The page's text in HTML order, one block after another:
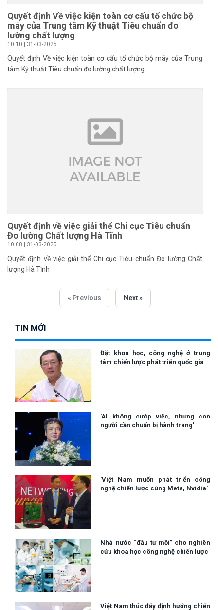
Quyết định Về việc kiện toàn cơ cấu tổ chức bộ
máy của Trung tâm Kỹ thuật Tiêu chuẩn đo
lường chất lượng
10:10 | 31-03-2025
Quyết định Về việc kiện toàn cơ cấu tổ chức bộ máy của Trung
tâm Kỹ thuật Tiêu chuẩn đo lường chất lượng
Quyết định về việc giải thể Chi cục Tiêu chuẩn
Đo lường Chất lượng Hà Tĩnh
10:08 | 31-03-2025
Quyết định về việc giải thể Chi cục Tiêu chuẩn Đo lường Chất
lượng Hà Tĩnh
« Previous Next »
TIN MỚI
Đặt khoa học, công nghệ ở trung
tâm chiến lược phát triển quốc gia
'AI không cướp việc, nhưng con
người cần chuẩn bị hành trang'
'Việt Nam muốn phát triển công
nghệ chiến lược cùng Meta, Nvidia'
Nhà nước “đầu tư mồi” cho nghiên
cứu khoa học công nghệ chiến lược
Việt Nam thúc đẩy định hướng chiến